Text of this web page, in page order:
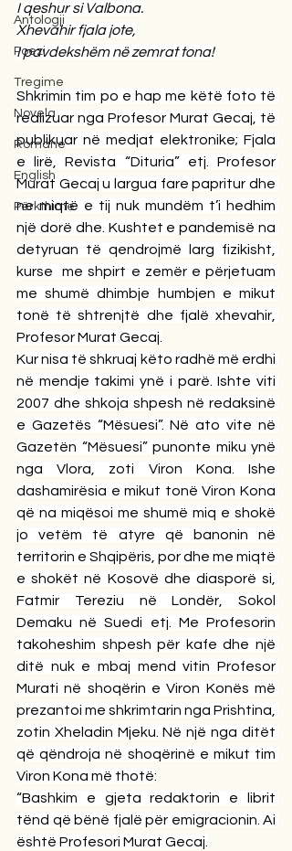
Antologji
Poezi
Tregime
Novela
Romane
English
Përkthime
I qeshur si Valbona.
Xhevahir fjala jote,
I pavdekshëm në zemrat tona!
Shkrimin tim po e hap me këtë foto të
realizuar nga Profesor Murat Gecaj, të
publikuar në medjat elektronike; Fjala
e lirë, Revista “Dituria” etj. Profesor
Murat Gecaj u largua fare papritur dhe
ne miqtë e tij nuk mundëm t’i hedhim
një dorë dhe. Kushtet e pandemisë na
detyruan të qendrojmë larg fizikisht,
kurse  me shpirt e zemër e përjetuam
me shumë dhimbje humbjen e mikut
tonë të shtrenjtë dhe fjalë xhevahir,
Profesor Murat Gecaj.
Kur nisa të shkruaj këto radhë më erdhi
në mendje takimi ynë i parë. Ishte viti
2007 dhe shkoja shpesh në redaksinë
e Gazetës “Mësuesi”. Në ato vite në
Gazetën “Mësuesi” punonte miku ynë
nga Vlora, zoti Viron Kona. Ishe
dashamirësia e mikut tonë Viron Kona
që na miqësoi me shumë miq e shokë
jo vetëm të atyre që banonin në
territorin e Shqipëris, por dhe me miqtë
e shokët në Kosovë dhe diasporë si,
Fatmir Tereziu në Londër, Sokol
Demaku në Suedi etj. Me Profesorin
takoheshim shpesh për kafe dhe një
ditë nuk e mbaj mend vitin Profesor
Murati në shoqërin e Viron Konës më
prezantoi me shkrimtarin nga Prishtina,
zotin Xheladin Mjeku. Në një nga ditët
që qëndroja në shoqërinë e mikut tim
Viron Kona më thotë:
“Bashkim e gjeta redaktorin e librit
tënd që bënë fjalë për emigracionin. Ai
është Profesori Murat Gecaj.